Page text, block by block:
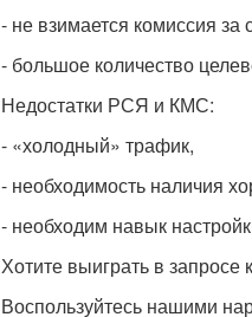
- не взимается комиссия за
- большое количество
Недостатки РСЯ и КМС:
- «холодный» трафик,
- необходимость наличия
- необходим навык
Хотите выиграть в запросе
Воспользуйтесь нашими